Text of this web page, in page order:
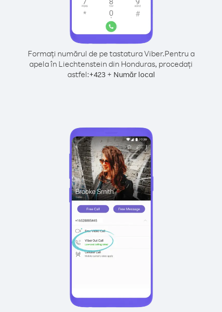
Formați numărul de pe tastatura Viber.Pentru a
apela în Liechtenstein din Honduras, procedați
astfel:+423+ Număr local